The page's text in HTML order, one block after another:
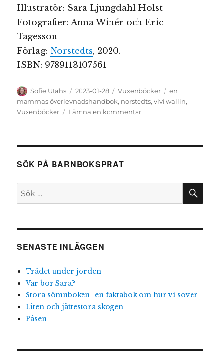
Illustratör: Sara Ljungdahl Holst
Fotografier: Anna Winér och Eric
Tagesson
Förlag: Norstedts, 2020.
ISBN: 9789113107561
Författare
Sofie Utahs
Publicerat
den
2023-01-28 Kategorier
Vuxenböcker Etiketter
en
mammas överlevnadshandbok, norstedts,vivi wallin,
Vuxenböcker
Lämna en kommentartill
SÖK PÅ BARNBOKSPRAT
Sök
SENASTE INLÄGGEN
Trädet under jorden
Var bor Sara?
Stora sömnboken- en faktabok om hur vi sover
Liten och jättestora skogen
Påsen